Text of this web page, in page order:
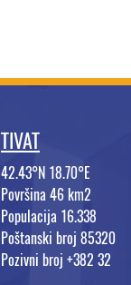
TIVAT
42.43°N 18.70°E
Površina 46 km2
Populacija 16.338
Poštanski broj 85320
Pozivni broj +382 32